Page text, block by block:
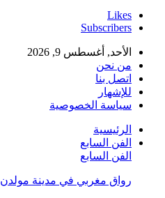
Likes
Subscribers
الأحد, أغسطس 9, 2026
من نحن
اتصل بنا
للإشهار
سياسة الخصوصية
الرئيسية
الفن السابع
الفن السابع
رواق مغربي في مدينة مولدن